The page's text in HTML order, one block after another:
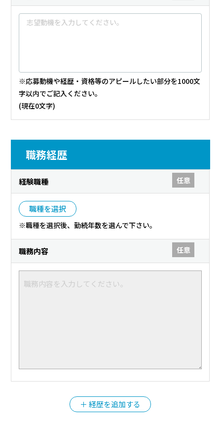
※応募動機や経歴・資格等のアピールしたい部分を1000文
字以内でご記入ください。
(現在0文字)
職務経歴
経験職種 任意
職種を選択
※職種を選択後、勤続年数を選んで下さい。
職務内容 任意
＋ 経歴を追加する